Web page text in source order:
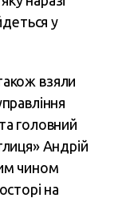
у
взяли
головний
Андрій
чином
на